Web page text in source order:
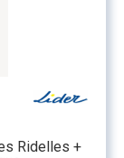
Ridelles +